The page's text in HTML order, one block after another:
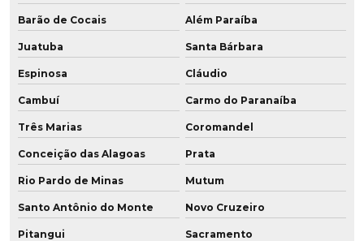
Recondicionamento de rodas
Revestimento de cilindros em pu
Revestimento de polia
Revestimento de polia em pu
Revestimento poliuretano
Revestimento de poliuretano em tubos
Revestimento em pu
Barão de Cocais Além Paraíba
Juatuba Santa Bárbara
Espinosa Cláudio
Cambuí Carmo do Paranaíba
Três Marias Coromandel
Conceição das Alagoas Prata
Rio Pardo de Minas Mutum
Santo Antônio do Monte Novo Cruzeiro
Pitangui Sacramento